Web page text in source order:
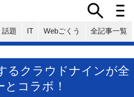
話題 IT Webごくう 全記事一覧
るクラウドナインが全
コラボ！